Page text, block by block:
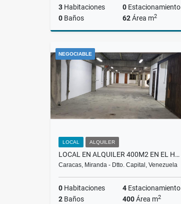
3 Habitaciones 0 Estacionamiento
0 Baños 62Área m2
US$280
NEGOCIABLE
LOCAL ALQUILER
LOCAL EN ALQUILER 400M2 EN EL HATILLO $3.000 RH
Caracas, Miranda - Dtto. Capital, Venezuela
0 Habitaciones 4 Estacionamiento
2 Baños 400Área m2